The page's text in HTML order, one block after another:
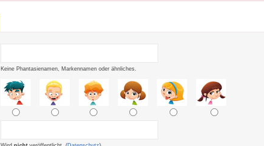
Keine Phantasienamen, Markennamen oder ähnliches.